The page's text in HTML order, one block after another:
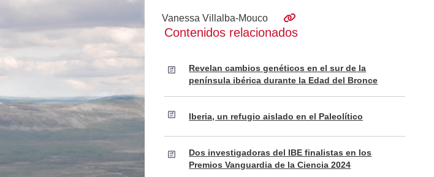
Vanessa Villalba-Mouco
Contenidos relacionados
Revelan cambios genéticos en el sur de la
península ibérica durante la Edad del Bronce
Iberia, un refugio aislado en el Paleolítico
Dos investigadoras del IBE finalistas en los
Premios Vanguardia de la Ciencia 2024